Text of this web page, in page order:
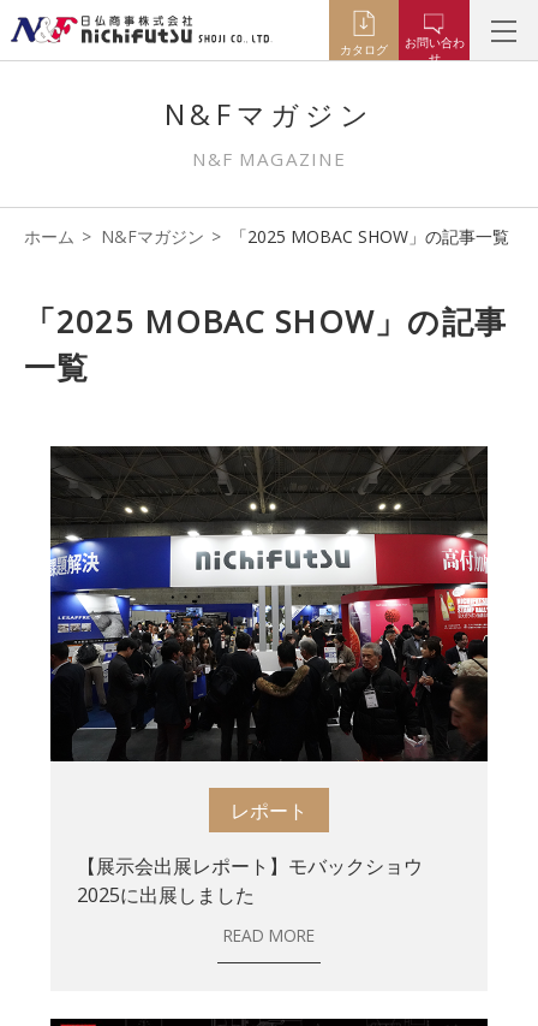
カタログ
お問い合わ
せ
N&Fマガジン
N&F MAGAZINE
ホーム N&Fマガジン 「2025 MOBAC SHOW」の記事一覧
「2025 MOBAC SHOW」の記事
一覧
レポート
【展示会出展レポート】モバックショウ
2025に出展しました
READ MORE